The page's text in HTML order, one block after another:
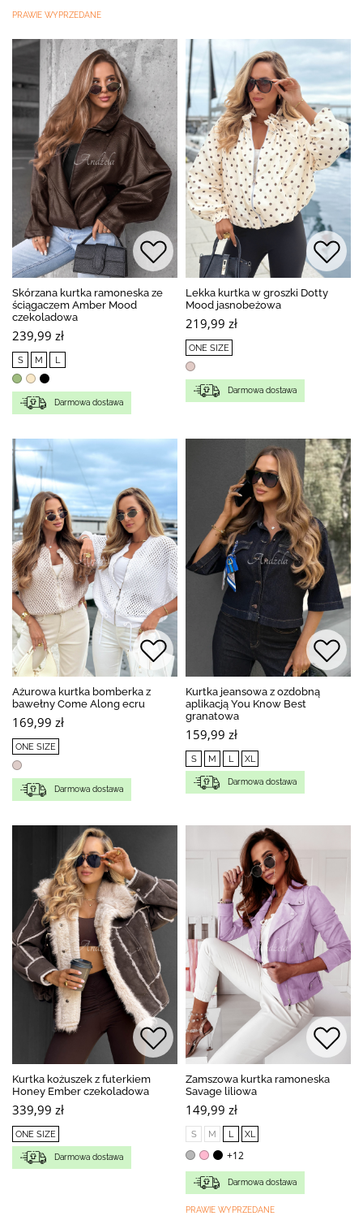
PRAWIE WYPRZEDANE
Skórzana kurtka ramoneska ze
ściągaczem Amber Mood
czekoladowa
239,99 zł
S M L
Darmowa dostawa
Lekka kurtka w groszki Dotty
Mood jasnobeżowa
219,99 zł
ONE SIZE
Darmowa dostawa
Ażurowa kurtka bomberka z
bawełny Come Along ecru
169,99 zł
ONE SIZE
Darmowa dostawa
Kurtka jeansowa z ozdobną
aplikacją You Know Best
granatowa
159,99 zł
S M L XL
Darmowa dostawa
Kurtka kożuszek z futerkiem
Honey Ember czekoladowa
339,99 zł
ONE SIZE
Darmowa dostawa
Zamszowa kurtka ramoneska
Savage liliowa
149,99 zł
S M L XL
+12
Darmowa dostawa
PRAWIE WYPRZEDANE